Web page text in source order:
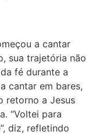
a cantar
sua trajetória não
fé durante a
cantar em bares,
retorno a Jesus
“Voltei para
diz, refletindo